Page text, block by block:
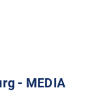
- MEDIA